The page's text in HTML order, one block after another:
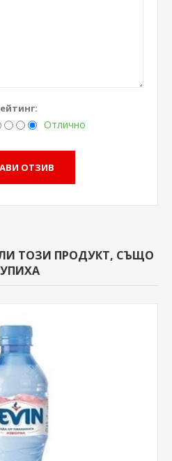
Отлично
ТОЗИ ПРОДУКТ, СЪЩО